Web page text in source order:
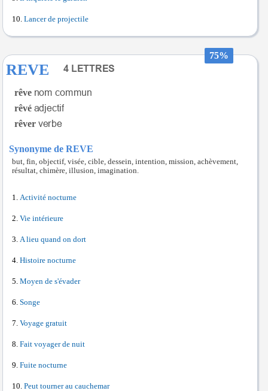
Lancer de projectile
75%
REVE
rêve
rêvé
rêver
Synonyme de REVE
but, fin, objectif, visée, cible, dessein, intention, mission, achèvement,
résultat, chimère, illusion, imagination.
Activité nocturne
Vie intérieure
A lieu quand on dort
Histoire nocturne
Moyen de s'évader
Songe
Voyage gratuit
Fait voyager de nuit
Fuite nocturne
Peut tourner au cauchemar